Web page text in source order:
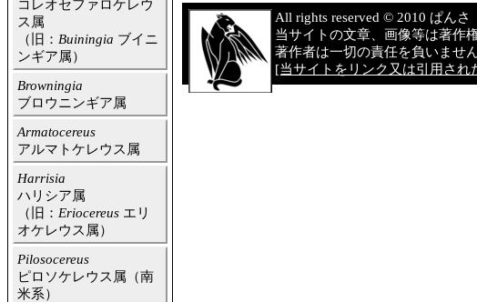
コレオセファロケレウ
ス属
（旧： Buiningia ブイニ
ンギア属）
Browningia
ブロウニンギア属
Armatocereus
アルマトケレウス属
Harrisia
ハリシア属
（旧： Eriocereus エリ
オケレウス属）
Pilosocereus
ピロソケレウス属（南
米系）
All rights reserved © 2010 ぱんさ
当サイトの文章、画像等は著作
著作者は一切の責任を負いませ
[当サイトをリンク又は引用され